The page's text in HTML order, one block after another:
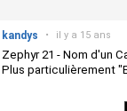
kandys • il y a 15 ans
Zephyr 21 - Nom d'un
Plus particulièrement